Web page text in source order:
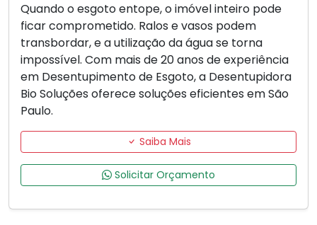
Quando o esgoto entope, o imóvel inteiro pode
ficar comprometido. Ralos e vasos podem
transbordar, e a utilização da água se torna
impossível. Com mais de 20 anos de experiência
em Desentupimento de Esgoto, a Desentupidora
Bio Soluções oferece soluções eficientes em São
Paulo.
Saiba Mais
Solicitar Orçamento